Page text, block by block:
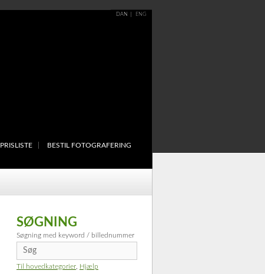
DAN ENG
PRISLISTE BESTIL FOTOGRAFERING
SØGNING
Søgning med keyword / billednummer
Til hovedkategorier Hjælp